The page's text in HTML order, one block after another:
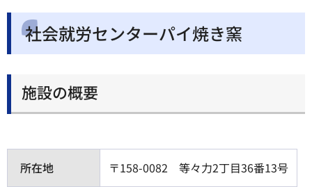
社会就労センターパイ焼き窯
施設の概要
所在地 〒158-0082 等々力2丁目36番13号